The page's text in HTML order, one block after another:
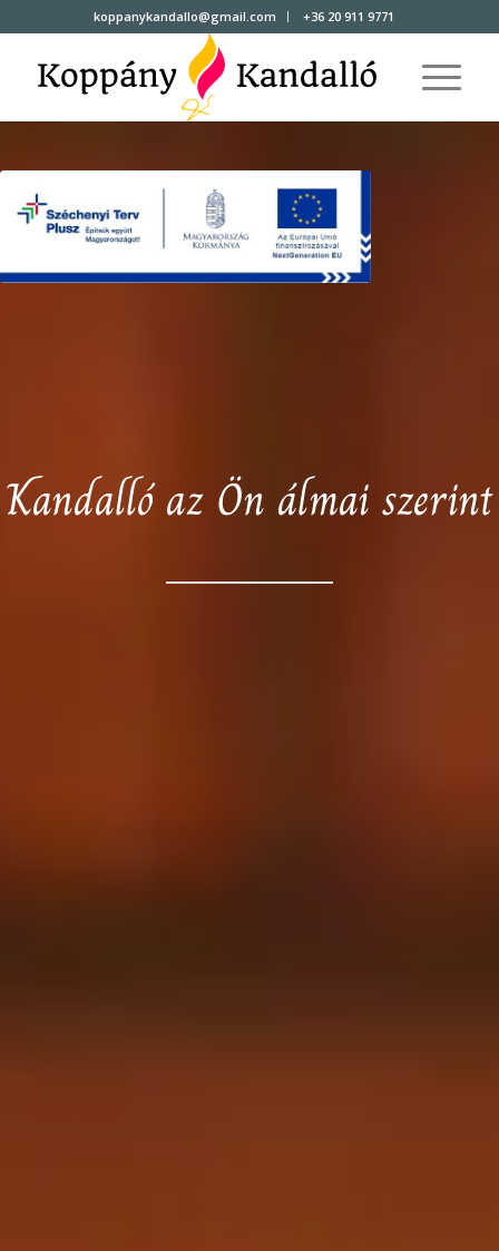
koppanykandallo@gmail.com +36 20 911 9771
Kandalló az Ön álmai szerint